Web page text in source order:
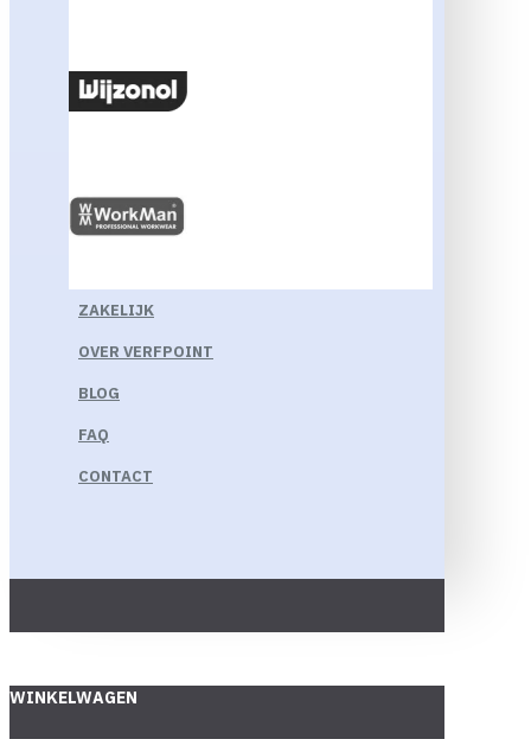
ZAKELIJK
OVER VERFPOINT
BLOG
FAQ
CONTACT
WINKELWAGEN